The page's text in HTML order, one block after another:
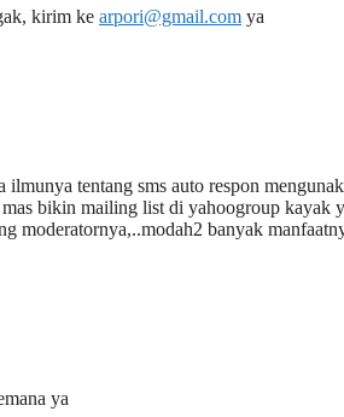
kirim ke arpori@gmail.com ya
ilmunya tentang sms auto respon
mas bikin mailing list di yahoogroup kayak
moderatornya,..modah2 banyak
ya